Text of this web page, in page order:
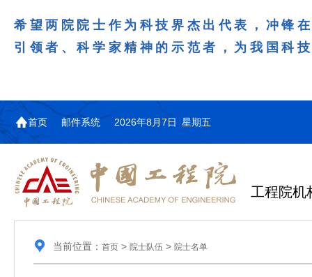
希望两院院士作为科技界杰出代表，冲锋
引领者、科学家精神的示范者，为我国科
首页 邮件系统 2026年8月7日 星期五
工程院机
当前位置： 首页> 院士队伍 > 院士名单